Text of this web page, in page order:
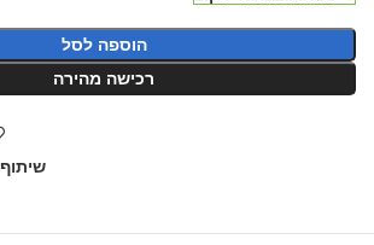
הוספה לסל
רכישה מהירה